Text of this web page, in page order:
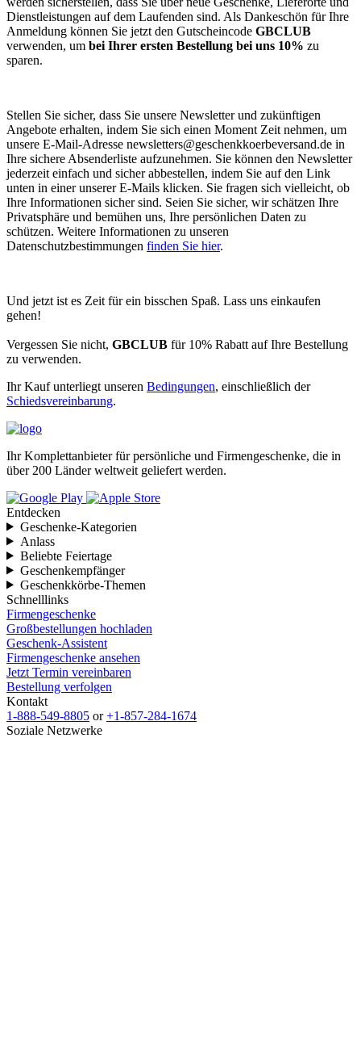
Dienstleistungen auf dem Laufenden sind. Als Dankeschön für Ihre
Anmeldung können Sie jetzt den Gutscheincode GBCLUB
verwenden, um bei Ihrer ersten Bestellung bei uns 10% zu
sparen.
Stellen Sie sicher, dass Sie unsere Newsletter und zukünftigen
Angebote erhalten, indem Sie sich einen Moment Zeit nehmen, um
unsere E-Mail-Adresse newsletters@geschenkkoerbeversand.de in
Ihre sichere Absenderliste aufzunehmen. Sie können den Newsletter
jederzeit einfach und sicher abbestellen, indem Sie auf den Link
unten in einer unserer E-Mails klicken. Sie fragen sich vielleicht, ob
Ihre Informationen sicher sind. Seien Sie sicher, wir schätzen Ihre
Privatsphäre und bemühen uns, Ihre persönlichen Daten zu
schützen. Weitere Informationen zu unseren
Datenschutzbestimmungen finden Sie hier.
Und jetzt ist es Zeit für ein bisschen Spaß. Lass uns einkaufen
gehen!
Vergessen Sie nicht, GBCLUB für 10% Rabatt auf Ihre Bestellung
zu verwenden.
Ihr Kauf unterliegt unseren Bedingungen, einschließlich der
Schiedsvereinbarung.
Ihr Komplettanbieter für persönliche und Firmengeschenke, die in
über 200 Länder weltweit geliefert werden.
Entdecken
Geschenke-Kategorien
Anlass
Beliebte Feiertage
Geschenkempfänger
Geschenkkörbe-Themen
Schnelllinks
Firmengeschenke
Großbestellungen hochladen
Geschenk-Assistent
Firmengeschenke ansehen
Jetzt Termin vereinbaren
Bestellung verfolgen
Kontakt
1-888-549-8805 or+1-857-284-1674
Soziale Netzwerke